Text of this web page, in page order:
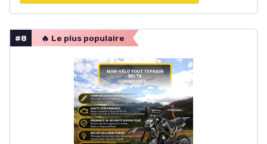
#8 🔥 Le plus populaire